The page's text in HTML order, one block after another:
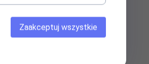
Zaakceptuj wszystkie